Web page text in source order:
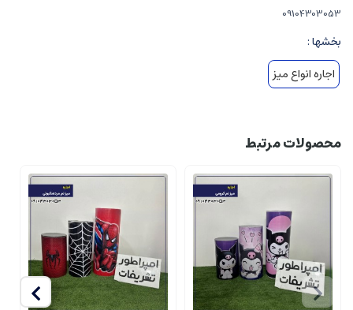
09104303053
بخشها :
اجاره انواع میز
محصولات مرتبط